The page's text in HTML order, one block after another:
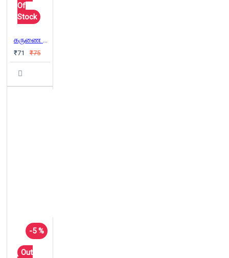
Of
Stock
கருணை தெய்வம் காஞ்சி மாமுனிவர்
₹71 ₹75
-5 %
Out